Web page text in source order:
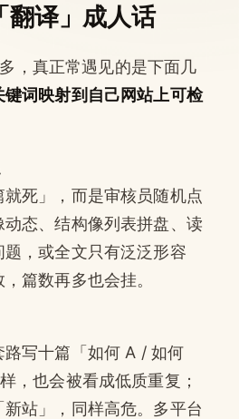
翻译」成人话
，真正常遇见的是下面几
键词映射到自己网站上可检
死」，而是审核员随机点
态、结构像列表拼盘、读
，或全文只有泛泛形容
篇数再多也会挂。
写十篇「如何 A / 如何
，也会被看成低质重复；
站」，同样高危。多平台